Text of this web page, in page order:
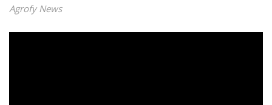
Agrofy News